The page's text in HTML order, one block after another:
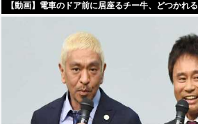
【動画】電車のドア前に居座るチー牛、どつかれる